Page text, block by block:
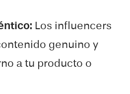
Los influencers
genuino y
a tu producto o